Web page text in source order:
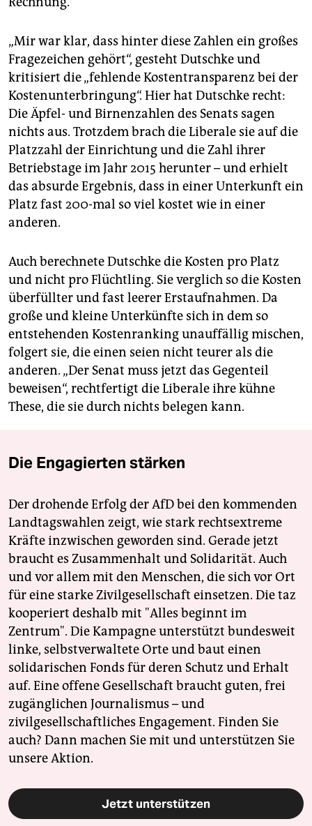
„Mir war klar, dass hinter diese Zahlen ein großes
Fragezeichen gehört“, gesteht Dutschke und
kritisiert die „fehlende Kostentransparenz bei der
Kostenunterbringung“. Hier hat Dutschke recht:
Die Äpfel- und Birnenzahlen des Senats sagen
nichts aus. Trotzdem brach die Liberale sie auf die
Platzzahl der Einrichtung und die Zahl ihrer
Betriebstage im Jahr 2015 herunter – und erhielt
das absurde Ergebnis, dass in einer Unterkunft ein
Platz fast 200-mal so viel kostet wie in einer
anderen.
Auch berechnete Dutschke die Kosten pro Platz
und nicht pro Flüchtling. Sie verglich so die Kosten
überfüllter und fast leerer Erstaufnahmen. Da
große und kleine Unterkünfte sich in dem so
entstehenden Kostenranking unauffällig mischen,
folgert sie, die einen seien nicht teurer als die
anderen. „Der Senat muss jetzt das Gegenteil
beweisen“, rechtfertigt die Liberale ihre kühne
These, die sie durch nichts belegen kann.
Die Engagierten stärken
Der drohende Erfolg der AfD bei den kommenden
Landtagswahlen zeigt, wie stark rechtsextreme
Kräfte inzwischen geworden sind. Gerade jetzt
braucht es Zusammenhalt und Solidarität. Auch
und vor allem mit den Menschen, die sich vor Ort
für eine starke Zivilgesellschaft einsetzen. Die taz
kooperiert deshalb mit "Alles beginnt im
Zentrum". Die Kampagne unterstützt bundesweit
linke, selbstverwaltete Orte und baut einen
solidarischen Fonds für deren Schutz und Erhalt
auf. Eine offene Gesellschaft braucht guten, frei
zugänglichen Journalismus – und
zivilgesellschaftliches Engagement. Finden Sie
auch? Dann machen Sie mit und unterstützen Sie
unsere Aktion.
Jetzt unterstützen